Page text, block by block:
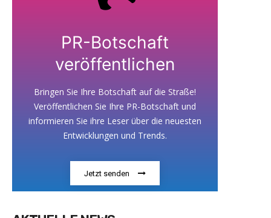
PR-Botschaft
veröffentlichen
Bringen Sie Ihre Botschaft auf die Straße!
Veröffentlichen Sie Ihre PR-Botschaft und
informieren Sie ihre Leser über die neuesten
Entwicklungen und Trends.
Jetzt senden